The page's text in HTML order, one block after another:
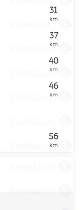
31
km
37
km
40
km
46
km
56
km